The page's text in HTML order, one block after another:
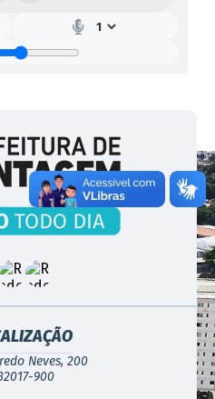
Neves, 200
900